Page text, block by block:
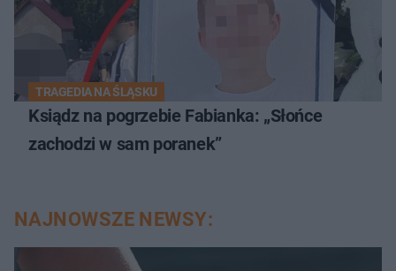
TRAGEDIA NA ŚLĄSKU
Ksiądz na pogrzebie Fabianka: „Słońce
zachodzi w sam poranek”
NAJNOWSZE NEWSY: